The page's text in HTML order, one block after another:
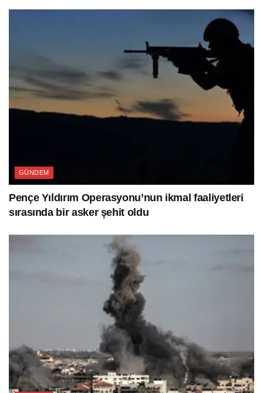
GÜNDEM
Pençe Yıldırım Operasyonu’nun ikmal faaliyetleri
sırasında bir asker şehit oldu